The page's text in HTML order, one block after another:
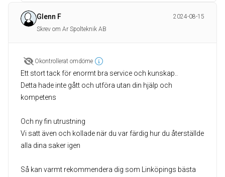
Glenn F
2024-08-15
Skrev om Ar Spolteknik AB
Okontrollerat omdöme
Ett stort tack för enormt bra service och kunskap..
Detta hade inte gått och utföra utan din hjälp och
kompetens
Och ny fin utrustning
Vi satt även och kollade när du var färdig hur du återställde
alla dina saker igen
Så kan varmt rekommendera dig som Linköpings bästa